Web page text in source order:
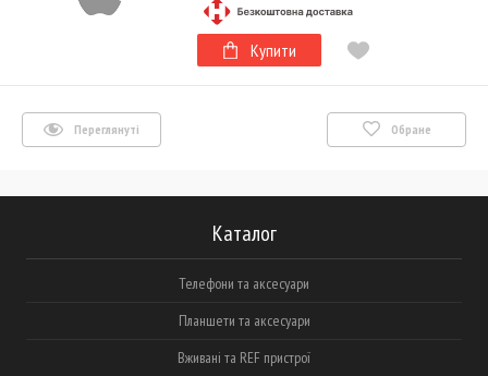
Купити
Переглянуті Обране
Каталог
Телефони та аксесуари
Планшети та аксесуари
Вживані та REF пристрої